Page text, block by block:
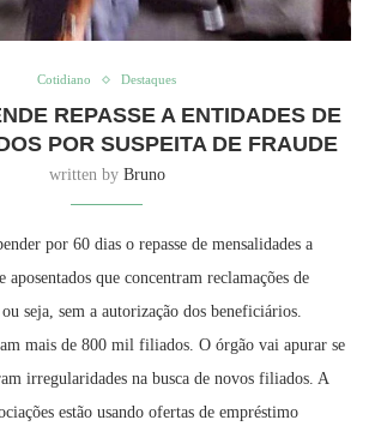
Cotidiano Destaques
REPASSE A ENTIDADES DE
POR SUSPEITA DE FRAUDE
written by Bruno
por 60 dias o repasse de mensalidades a
aposentados que concentram reclamações de
seja, sem a autorização dos beneficiários.
mais de 800 mil filiados. O órgão vai apurar se
irregularidades na busca de novos filiados. A
estão usando ofertas de empréstimo